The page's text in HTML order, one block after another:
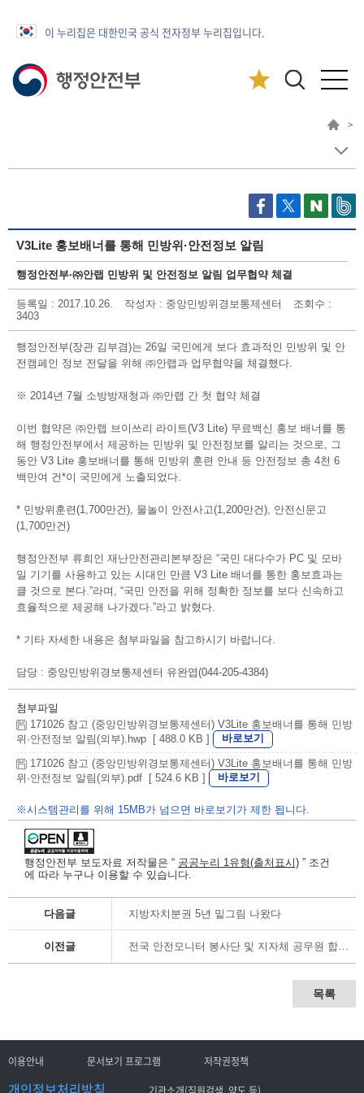
이 누리집은 대한민국 공식 전자정부 누리집입니다.
>
V3Lite 홍보배너를 통해 민방위·안전정보 알림
행정안전부·㈜안랩 민방위 및 안전정보 알림 업무협약 체결
등록일 : 2017.10.26. 작성자 : 중앙민방위경보통제센터 조회수 :
3403
행정안전부(장관 김부겸)는 26일 국민에게 보다 효과적인 민방위 및 안
전캠페인 정보 전달을 위해 ㈜안랩과 업무협약을 체결했다.
※ 2014년 7월 소방방재청과 ㈜안랩 간 첫 협약 체결
이번 협약은 ㈜안랩 브이쓰리 라이트(V3 Lite) 무료백신 홍보 배너를 통
해 행정안전부에서 제공하는 민방위 및 안전정보를 알리는 것으로, 그
동안 V3 Lite 홍보배너를 통해 민방위 훈련 안내 등 안전정보 총 4천 6
백만여 건*이 국민에게 노출되었다.
* 민방위훈련(1,700만건), 물놀이 안전사고(1,200만건), 안전신문고
(1,700만건)
행정안전부 류희인 재난안전관리본부장은 “국민 대다수가 PC 및 모바
일 기기를 사용하고 있는 시대인 만큼 V3 Lite 배너를 통한 홍보효과는
클 것으로 본다.”라며, “국민 안전을 위해 정확한 정보를 보다 신속하고
효율적으로 제공해 나가겠다.”라고 밝혔다.
* 기타 자세한 내용은 첨부파일을 참고하시기 바랍니다.
담당 : 중앙민방위경보통제센터 유완엽(044-205-4384)
첨부파일
171026 참고 (중앙민방위경보통제센터) V3Lite 홍보배너를 통해 민방
위·안전정보 알림(외부).hwp [ 488.0 KB ]
바로보기
171026 참고 (중앙민방위경보통제센터) V3Lite 홍보배너를 통해 민방
위·안전정보 알림(외부).pdf [ 524.6 KB ]
바로보기
※시스템관리를 위해 15MB가 넘으면 바로보기가 제한 됩니다.
행정안전부 보도자료 저작물은 “ 공공누리 1유형(출처표시) ” 조건
에 따라 누구나 이용할 수 있습니다.
다음글 지방자치분권 5년 밑그림 나왔다
이전글 전국 안전모니터 봉사단 및 지자체 공무원 합동연수회
목록
이용안내 문서보기 프로그램 저작권정책
개인정보처리방침